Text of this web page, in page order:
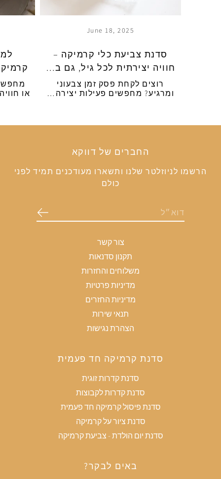
June 18, 2025
סדנת צביעת כלי קרמיקה –
חוויה יצירתית לכל גיל, גם ב…
רוצים לקחת פסק זמן צבעוני
ומרגיע? מחפשים פעילות יצירה…
או
החברים של דווקא
הרשמו לניוזלטר שלנו ותשארו מעודכנים תמיד לפני
כולם
צור קשר
תקנון סדנאות
משלוחים והחזרות
מדיניות פרטיות
מדיניות החזרים
תנאי שירות
הצהרת נגישות
סדנת קרמיקה חד פעמית
סדנת קדרות זוגית
סדנת קדרות לקבוצות
סדנת פיסול קרמיקה חד פעמית
סדנת ציור על קרמיקה
סדנת יום הולדת - צביעת קרמיקה
באים לבקר?